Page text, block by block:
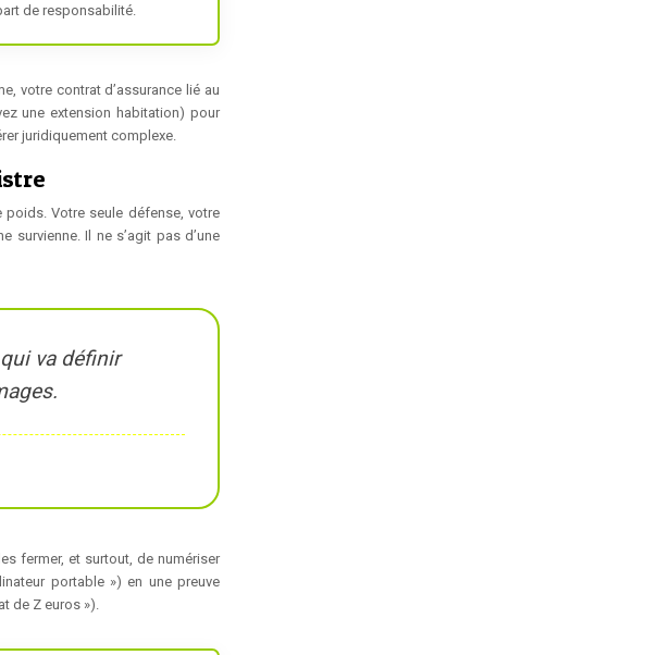
de responsabilité.
votre contrat d’assurance lié au
une extension habitation) pour
juridiquement complexe.
poids. Votre seule défense, votre
survienne. Il ne s’agit pas d’une
va définir
fermer, et surtout, de numériser
portable ») en une preuve
de Z euros »).